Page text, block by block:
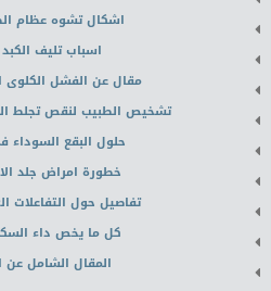
اشكال تشوه عظام
اسباب تليف
مقال عن الفشل الكلوى
تشخيص الطبيب لنقص تجلط
حلول البقع
خطورة امراض جلد
تفاصيل حول التفاعلات
كل ما يخص داء
المقال الشامل عن